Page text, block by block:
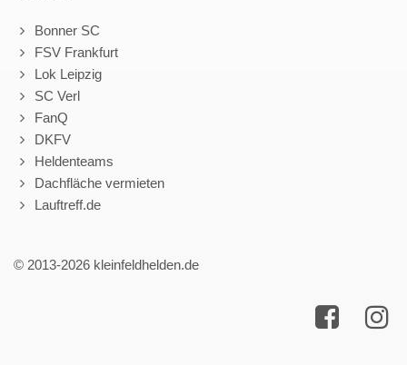
Bonner SC
FSV Frankfurt
Lok Leipzig
SC Verl
FanQ
DKFV
Heldenteams
Dachfläche vermieten
Lauftreff.de
© 2013-2026 kleinfeldhelden.de